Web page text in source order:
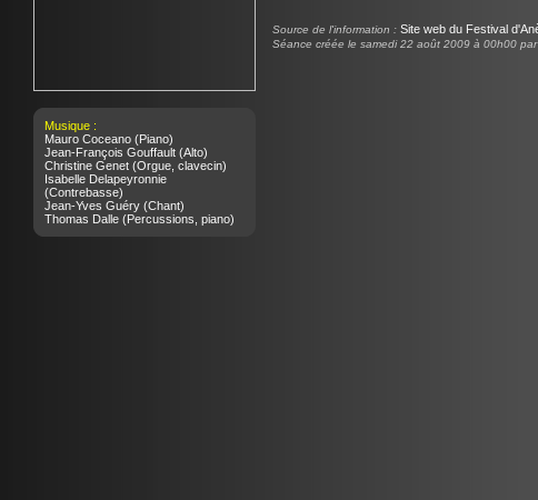
Musique :
Mauro Coceano(Piano)
Jean-François Gouffault(Alto)
Christine Genet(Orgue, clavecin)
Isabelle Delapeyronnie
(Contrebasse)
Jean-Yves Guéry(Chant)
Thomas Dalle(Percussions, piano)
Source de l'information : Site web du Festival
Séance créée le samedi 22 août 2009 à 00h00 par